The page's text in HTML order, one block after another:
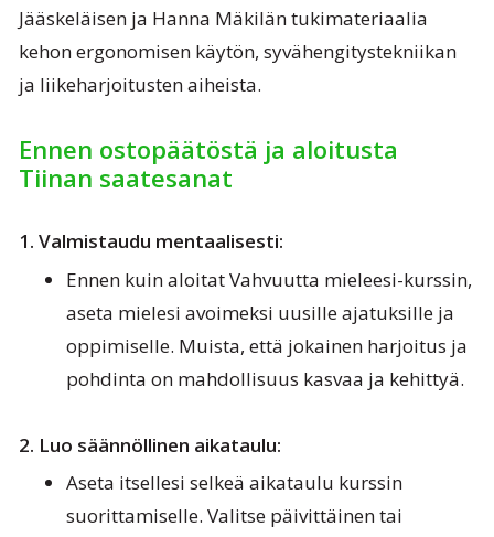
Jääskeläisen ja Hanna Mäkilän tukimateriaalia
kehon ergonomisen käytön, syvähengitystekniikan
ja liikeharjoitusten aiheista.
Ennen ostopäätöstä ja aloitusta
Tiinan saatesanat
1. Valmistaudu mentaalisesti:
Ennen kuin aloitat Vahvuutta mieleesi-kurssin,
aseta mielesi avoimeksi uusille ajatuksille ja
oppimiselle. Muista, että jokainen harjoitus ja
pohdinta on mahdollisuus kasvaa ja kehittyä.
2. Luo säännöllinen aikataulu:
Aseta itsellesi selkeä aikataulu kurssin
suorittamiselle. Valitse päivittäinen tai